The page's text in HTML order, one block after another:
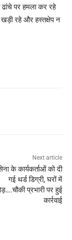
पर हमला कर रहे
रहे और हस्तक्षेप न
Next article
के कार्यकर्ताओं को दी
गई थर्ड डिग्री, घरों में
प्रभारी पर हुई
कार्रवाई